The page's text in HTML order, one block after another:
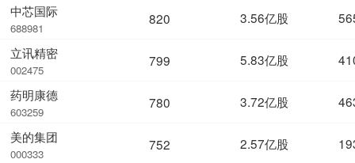
中芯国际
688981
立讯精密
002475
药明康德
603259
美的集团
000333
820 3.56亿股
799 5.83亿股
780 3.72亿股
752 2.57亿股